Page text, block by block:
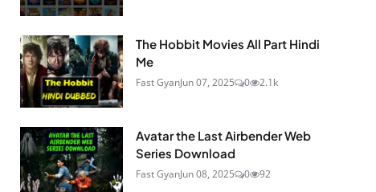
The Hobbit Movies All Part Hindi
Me
Fast GyanJun 07, 2025 0 2.1k
Avatar the Last Airbender Web
Series Download
Fast GyanJun 08, 2025 0 92